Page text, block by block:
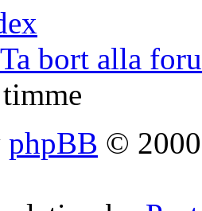
Ta bort alla
phpBB ©